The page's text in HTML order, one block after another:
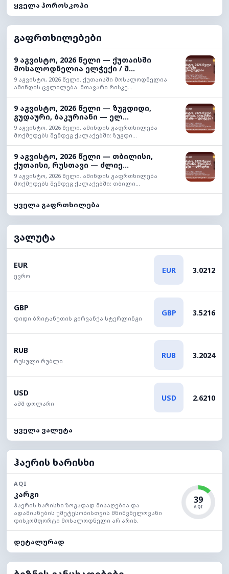
ყველა ჰოროსკოპი
გაფრთხილებები
9 აგვისტო, 2026 წელი — ქუთაისში
მოსალოდნელია ელჭექი / შ...
9 აგვისტო, 2026 წელი. ქუთაისში მოსალოდნელია
ამინდის ცვლილება. მთავარი რისკე...
9 აგვისტო, 2026 წელი — ზუგდიდი,
გუდაური, ბაკურიანი — ელ...
9 აგვისტო, 2026 წელი. ამინდის გაფრთხილება
მოქმედებს შემდეგ ქალაქებში: ზუგდი...
9 აგვისტო, 2026 წელი — თბილისი,
ქუთაისი, რუსთავი — ძლიე...
9 აგვისტო, 2026 წელი. ამინდის გაფრთხილება
მოქმედებს შემდეგ ქალაქებში: თბილი...
ყველა გაფრთხილება
ვალუტა
EUR
ევრო
EUR 3.0212
GBP
დიდი ბრიტანეთის გირვანქა სტერლინგი
GBP 3.5216
RUB
რუსული რუბლი
RUB 3.2024
USD
აშშ დოლარი
USD 2.6210
ყველა ვალუტა
ჰაერის ხარისხი
AQI
კარგი
ჰაერის ხარისხი ზოგადად მისაღებია და
ადამიანების უმეტესობისთვის მნიშვნელოვანი
დისკომფორტი მოსალოდნელი არ არის.
39
AQI
დეტალურად